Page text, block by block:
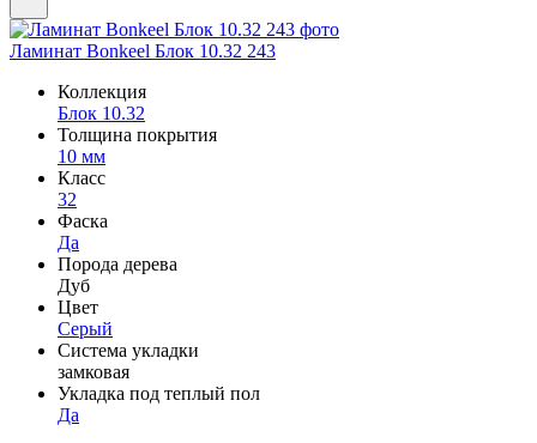
Ламинат Bonkeel Блок 10.32 243
Коллекция
Блок 10.32
Толщина покрытия
10 мм
Класс
32
Фаска
Да
Порода дерева
Дуб
Цвет
Серый
Система укладки
замковая
Укладка под теплый пол
Да